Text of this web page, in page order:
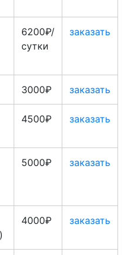
6200₽/
сутки
заказать
3000₽ заказать
4500₽ заказать
5000₽ заказать
4000₽ заказать